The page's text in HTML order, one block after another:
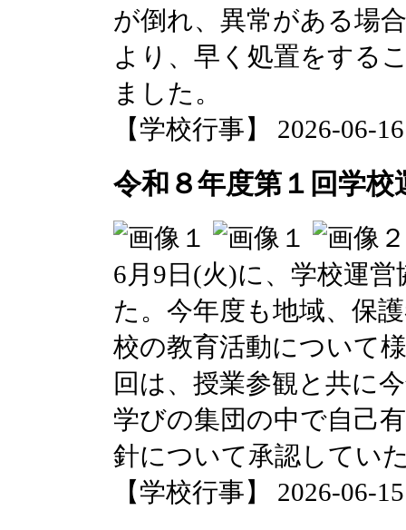
が倒れ、異常がある場
より、早く処置をする
ました。
【学校行事】 2026-06-
令和８年度第１回学校
6月9日(火)に、学校運
た。今年度も地域、保
校の教育活動について
回は、授業参観と共に
学びの集団の中で自己
針について承認してい
【学校行事】 2026-06-